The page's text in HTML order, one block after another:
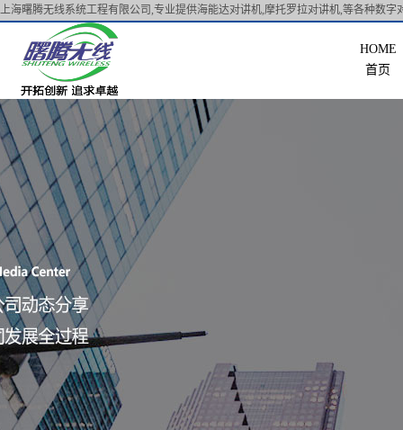
上海曙腾无线系统工程有限公司,专业提供海能达对讲机,摩托罗拉对讲机,等各种数字
首页